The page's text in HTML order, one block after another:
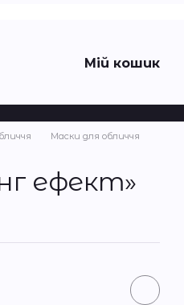
Мій кошик
Маски для обличчя
ефект»